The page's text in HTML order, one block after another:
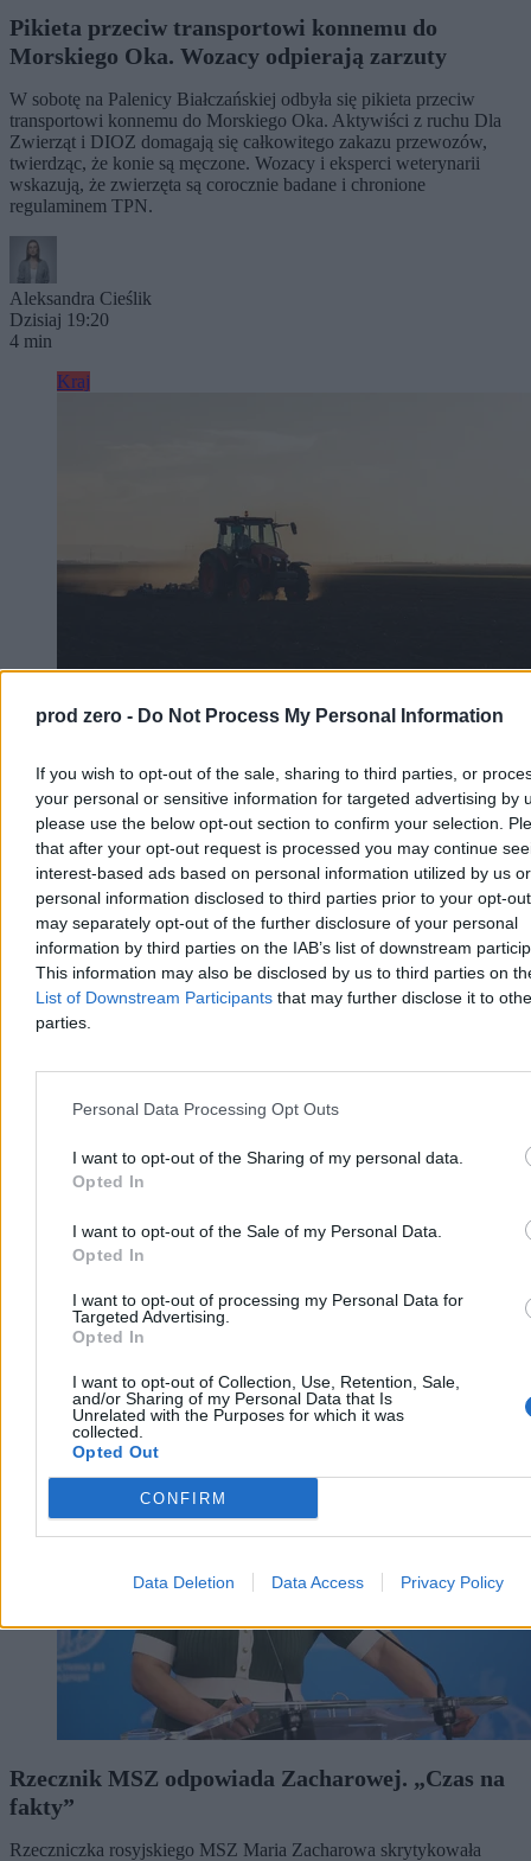
prod zero - Do Not Process My Personal Information
If you wish to opt-out of the sale, sharing to third parties, or
your personal or sensitive information for targeted advertising by
please use the below opt-out section to confirm your selection.
that after your opt-out request is processed you may continue
interest-based ads based on personal information utilized by us or
personal information disclosed to third parties prior to your opt-
may separately opt-out of the further disclosure of your personal
information by third parties on the IAB’s list of downstream
This information may also be disclosed by us to third parties on
List of Downstream Participants that may further disclose it to
parties.
Personal Data Processing Opt Outs
I want to opt-out of the Sharing of my personal data.
Opted In
I want to opt-out of the Sale of my Personal Data.
Opted In
I want to opt-out of processing my Personal Data for
Targeted Advertising.
Opted In
I want to opt-out of Collection, Use, Retention, Sale,
and/or Sharing of my Personal Data that Is
Unrelated with the Purposes for which it was
collected.
Opted Out
CONFIRM
Data Deletion Data Access Privacy Policy
Pikieta przeciw transportowi konnemu do
Morskiego Oka. Wozacy odpierają zarzuty
W sobotę na Palenicy Białczańskiej odbyła się pikieta przeciw
transportowi konnemu do Morskiego Oka. Aktywiści z ruchu Dla
Zwierząt i DIOZ domagają się całkowitego zakazu przewozów,
twierdząc, że konie są męczone. Wozacy i eksperci weterynarii
wskazują, że zwierzęta są corocznie badane i chronione
regulaminem TPN.
Aleksandra Cieślik
Dzisiaj 19:20
4 min
Kraj
ok. 400 tys. zł
W piątek w gliwickiej dzielnicy Ostropa 60-letni rolnik ciągnikiem
marki Ursus celowo wjechał na świeżo położony asfalt, niszcząc
pługiem ok. 200 metrów nowej jezdni. Twierdził, że droga należy
do niego. Policja zatrzymała go na gorącym uczynku. Straty
oszacowano wstępnie na ok. 400 tys. zł.
Aleksandra Cieślik
Dzisiaj 18:17
Reklama
Kraj
Rzecznik MSZ odpowiada Zacharowej. „Czas na
fakty”
Rzeczniczka rosyjskiego MSZ Maria Zacharowa skrytykowała